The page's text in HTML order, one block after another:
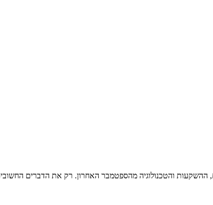
ההשקעות והטכנולוגיה מהספטמבר האחרון. רק את הדברים